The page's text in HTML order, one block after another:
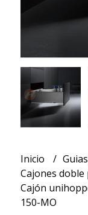
Inicio
Cajones doble
Cajón
150-MO